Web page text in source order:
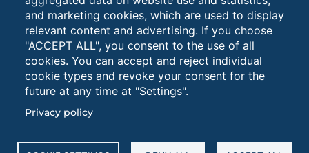
and marketing cookies, which are used to display
relevant content and advertising. If you choose
"ACCEPT ALL", you consent to the use of all
cookies. You can accept and reject individual
cookie types and revoke your consent for the
future at any time at "Settings".
Privacy policy
section
Università degli Studi di Foggia • Via A.Gramsci 89/91 •
servizioweb@unifg.it